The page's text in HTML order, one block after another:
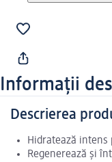
Informații
Descrierea
Hidratează
Regenerează și